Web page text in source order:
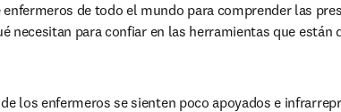
de todo el mundo para comprender las
necesitan para confiar en las herramientas que están
los enfermeros se sienten poco apoyados e